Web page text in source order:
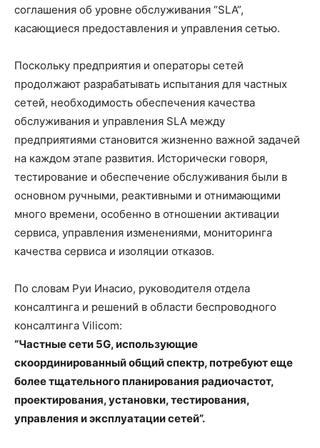
соглашения об уровне обслуживания “SLA”,
касающиеся предоставления и управления сетью.
Поскольку предприятия и операторы сетей
продолжают разрабатывать испытания для частных
сетей, необходимость обеспечения качества
обслуживания и управления SLA между
предприятиями становится жизненно важной задачей
на каждом этапе развития. Исторически говоря,
тестирование и обеспечение обслуживания были в
основном ручными, реактивными и отнимающими
много времени, особенно в отношении активации
сервиса, управления изменениями, мониторинга
качества сервиса и изоляции отказов.
По словам Руи Инасио, руководителя отдела
консалтинга и решений в области беспроводного
консалтинга Vilicom:
“Частные сети 5G, использующие
скоординированный общий спектр, потребуют еще
более тщательного планирования радиочастот,
проектирования, установки, тестирования,
управления и эксплуатации сетей”.